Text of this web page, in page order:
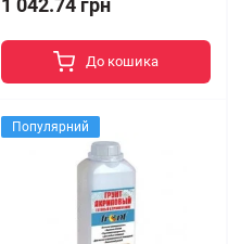
1 042.74 грн
До кошика
Популярний